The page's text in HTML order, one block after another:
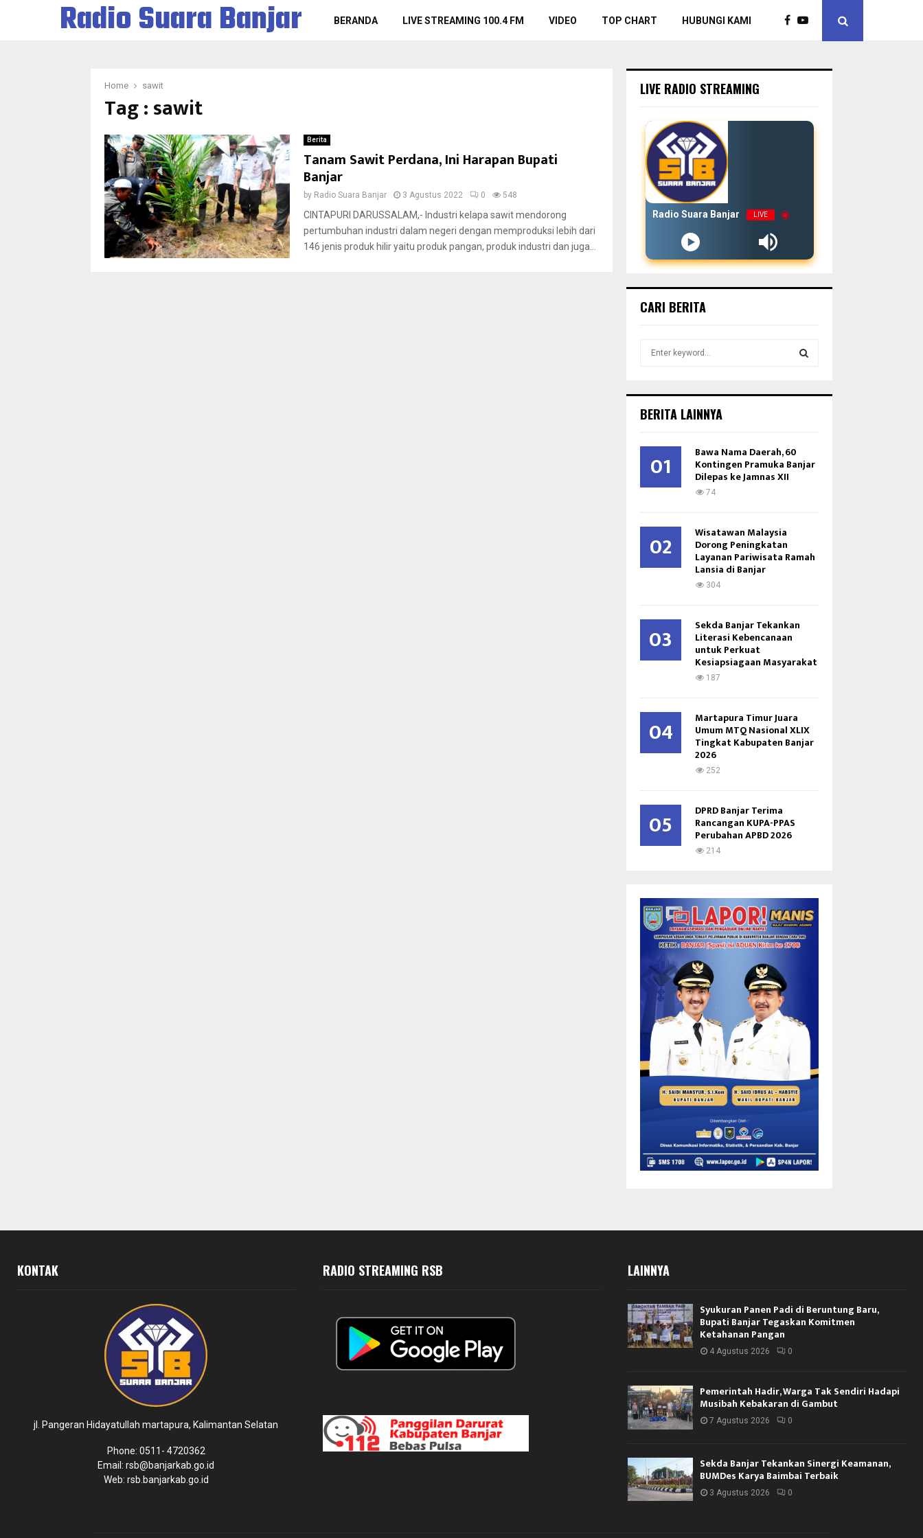
Radio Suara Banjar BERANDA LIVE STREAMING 100.4 FM VIDEO TOP CHART HUBUNGI KAMI
Home sawit
Tag : sawit
Berita
Tanam Sawit Perdana, Ini Harapan Bupati
Banjar
by Radio Suara Banjar 3 Agustus 2022 0 548
CINTAPURI DARUSSALAM,- Industri kelapa sawit mendorong
pertumbuhan industri dalam negeri dengan memproduksi lebih dari
146 jenis produk hilir yaitu produk pangan, produk industri dan juga...
LIVE RADIO STREAMING
Radio Suara Banjar LIVE
CARI BERITA
h
o
R
BERITA LAINNYA
01 Bawa Nama Daerah, 60
Kontingen Pramuka Banjar
Dilepas ke Jamnas XII
74
02 Wisatawan Malaysia
Dorong Peningkatan
Layanan Pariwisata Ramah
Lansia di Banjar
304
03 Sekda Banjar Tekankan
Literasi Kebencanaan
untuk Perkuat
Kesiapsiagaan Masyarakat
187
04 Martapura Timur Juara
Umum MTQ Nasional XLIX
Tingkat Kabupaten Banjar
2026
252
05 DPRD Banjar Terima
Rancangan KUPA-PPAS
Perubahan APBD 2026
214
KONTAK
jl. Pangeran Hidayatullah martapura, Kalimantan Selatan
Phone: 0511- 4720362
Email: rsb@banjarkab.go.id
Web: rsb.banjarkab.go.id
RADIO STREAMING RSB LAINNYA
Syukuran Panen Padi di Beruntung Baru,
Bupati Banjar Tegaskan Komitmen
Ketahanan Pangan
4 Agustus 2026 0
Pemerintah Hadir, Warga Tak Sendiri Hadapi
Musibah Kebakaran di Gambut
7 Agustus 2026 0
Sekda Banjar Tekankan Sinergi Keamanan,
BUMDes Karya Baimbai Terbaik
3 Agustus 2026 0